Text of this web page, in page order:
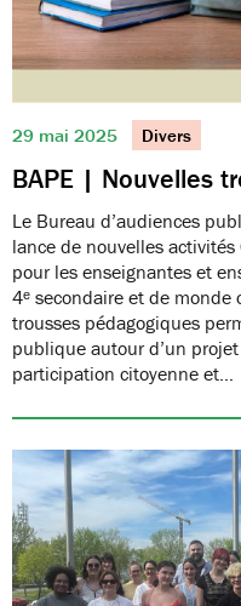
29 mai 2025 Divers
BAPE | Nouvelles
Le Bureau d’audiences
lance de nouvelles activités
pour les enseignantes et
4ᵉ secondaire et de monde
trousses pédagogiques
publique autour d’un
participation citoyenne et…